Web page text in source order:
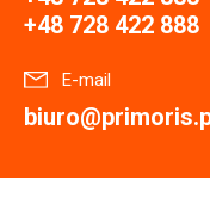
+48 728 422 888
E-mail